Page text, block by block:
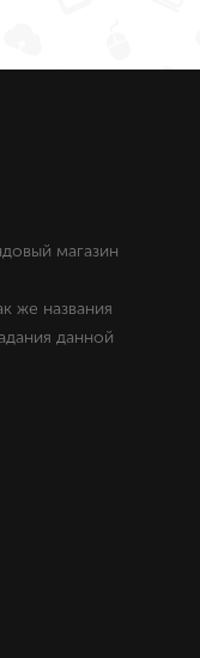
магазин
же названия
данной